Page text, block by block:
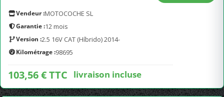
Vendeur :MOTOCOCHE SL
Garantie :12 mois
Version :2.5 16V CAT (Híbrido) 2014-
Kilométrage :98695
103,56 € TTC livraison incluse